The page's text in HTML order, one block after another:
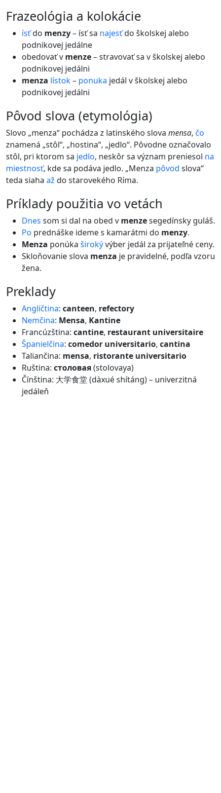
frazeológia a kolokácie
ísťdo menzy– ísť sa najesťdo školskej alebo
podnikovej jedálne
obedovať v menze– stravovať sa v školskej alebo
podnikovej jedálni
menza lístok– ponuka jedál v školskej alebo
podnikovej jedálni
pôvod slova (etymológia)
Slovo „menza“ pochádza z latinského slova mensa, čo
znamená „stôl“, „hostina“, „jedlo“. Pôvodne označovalo
stôl, pri ktorom sa jedlo, neskôr sa význam preniesol na
miestnosť, kde sa podáva jedlo. „Menza pôvod slova“
teda siaha až do starovekého Ríma.
príklady použitia vo vetách
Dnes som si dal na obed v menzesegedínsky guláš.
Po prednáške ideme s kamarátmi do menzy.
Menza ponúka širokývýber jedál za prijateľné ceny.
Skloňovanie slova menza je pravidelné, podľa vzoru
žena.
preklady
Angličtina: canteen, refectory
Nemčina: Mensa, Kantine
Francúzština: cantine, restaurant universitaire
Španielčina: comedor universitario, cantina
Taliančina: mensa, ristorante universitario
Ruština: столовая(stolovaya)
Čínština: 大学食堂 (dàxué shítáng) – univerzitná
jedáleň